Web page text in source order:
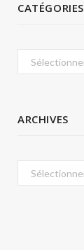
CATÉGORIES
Catégories
ARCHIVES
Archives